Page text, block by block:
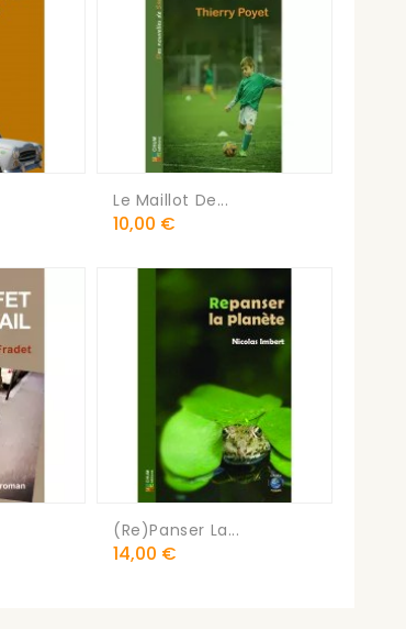
Le Maillot De...
Prix
10,00 €
(Re)panser La...
Prix
14,00 €